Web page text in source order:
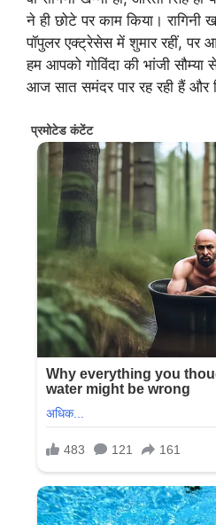
ने ही छोटे पर काम किया। रागिनी
पॉपुलर एक्ट्रेसेस में शुमार रहीं, पर
हम आपको गोविंदा की भांजी
आज सात समंदर पार रह रही हैं और